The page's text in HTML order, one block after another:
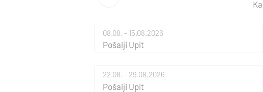
08.08. - 15.08.2026
Pošalji Upit
22.08. - 29.08.2026
Pošalji Upit